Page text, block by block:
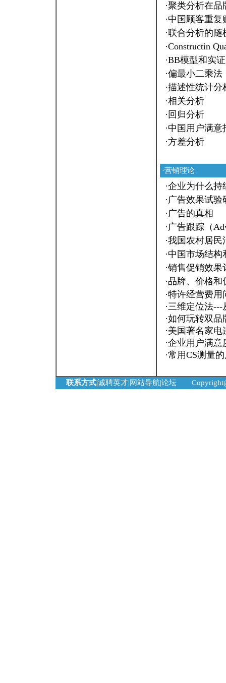
·聚类分析在品
·中国顾客重复
·联合分析的随
·Constructin
·BB模型和实
·偏最小二乘法
·描述性统计分
·相关分析
· 回归分析
·中国用户满意
·方差分析
·营销理论
·企业为什么持
· 广告效果试验
· 广告的真相
· 广告跟踪（
·我国农村居民
·中国市场结构
·销售促销效果
·品牌、价格和
·特许经营费用
·三维定位法---
·如何玩转双品
·美国著名家电
·企业用户满意
·常用CS测量
联系方式|诚聘英才|网站导航|论坛